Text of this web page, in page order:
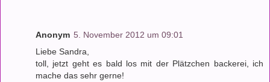
Anonym 5. November 2012 um 09:01
Liebe Sandra,
toll, jetzt geht es bald los mit der Plätzchen backerei, ich
mache das sehr gerne!